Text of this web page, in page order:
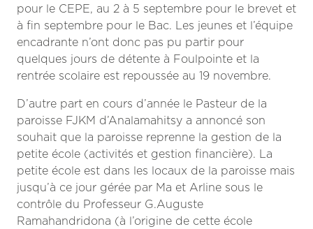
pour le CEPE, au 2 à 5 septembre pour le brevet et
à fin septembre pour le Bac. Les jeunes et l’équipe
encadrante n’ont donc pas pu partir pour
quelques jours de détente à Foulpointe et la
rentrée scolaire est repoussée au 19 novembre.
D’autre part en cours d’année le Pasteur de la
paroisse FJKM d’Analamahitsy a annoncé son
souhait que la paroisse reprenne la gestion de la
petite école (activités et gestion financière). La
petite école est dans les locaux de la paroisse mais
jusqu’à ce jour gérée par Ma et Arline sous le
contrôle du Professeur G.Auguste
Ramahandridona (à l’origine de cette école